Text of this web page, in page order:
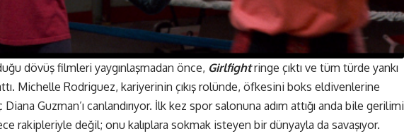
dövüş filmleri yaygınlaşmadan önce, Girlfightringe çıktı ve tüm türde yankı
Michelle Rodriguez, kariyerinin çıkış rolünde, öfkesini boks eldivenlerine
Guzman’ı canlandırıyor. İlk kez spor salonuna adım attığı anda bile gerilimi
rakipleriyle değil; onu kalıplara sokmak isteyen bir dünyayla da savaşıyor.